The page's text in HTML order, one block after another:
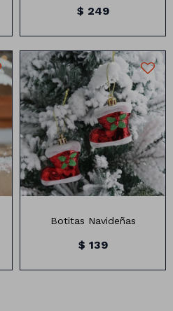
$ 249
Pack de 3 Botitas colgantes
en color rojo decoración
navideña
Medidas: Altura 3,4 cm,
Ancho 6,5 cm
Botitas Navideñas
$ 139